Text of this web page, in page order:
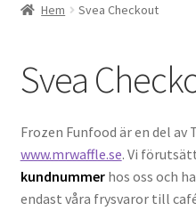
Hem Svea Checkout
Svea
Frozen Funfood är en del av
www.mrwaffle.se. Vi
kundnummerhos oss och
endast våra frysvaror till